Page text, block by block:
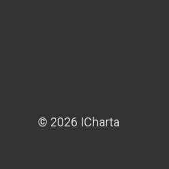
© 2026 ICharta